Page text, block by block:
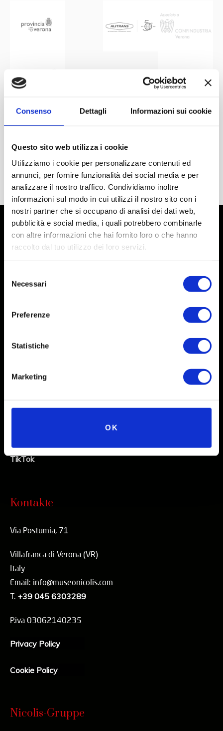
Consenso Dettagli Informazioni sui cookie
Questo sito web utilizza i cookie
Utilizziamo i cookie per personalizzare contenuti ed
annunci, per fornire funzionalità dei social media e per
analizzare il nostro traffico. Condividiamo inoltre
informazioni sul modo in cui utilizzi il nostro sito con i
nostri partner che si occupano di analisi dei dati web,
pubblicità e social media, i quali potrebbero combinarle
con altre informazioni che hai fornito loro o che hanno
raccolto dal tuo utilizzo dei loro servizi.
delNecessari
Preferenze
Statistiche
Marketing
OK
Facebook
X
TikTok
Kontakte
Via Postumia, 71
Villafranca di Verona (VR)
Italy
Email: info@museonicolis.com
T. +39 045 6303289
P.iva 03062140235
Privacy Policy
Cookie Policy
Nicolis-Gruppe